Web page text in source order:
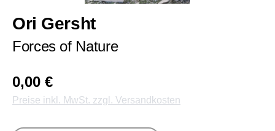
Ori Gersht
Forces of Nature
0,00 €
Preise inkl. MwSt. zzgl. Versandkosten